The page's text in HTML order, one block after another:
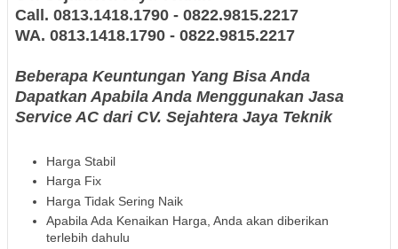
Call. 0813.1418.1790 - 0822.9815.2217
WA. 0813.1418.1790 - 0822.9815.2217
Beberapa Keuntungan Yang Bisa Anda
Dapatkan Apabila Anda Menggunakan Jasa
Service AC dari CV. Sejahtera Jaya Teknik
Harga Stabil
Harga Fix
Harga Tidak Sering Naik
Apabila Ada Kenaikan Harga, Anda akan diberikan
terlebih dahulu